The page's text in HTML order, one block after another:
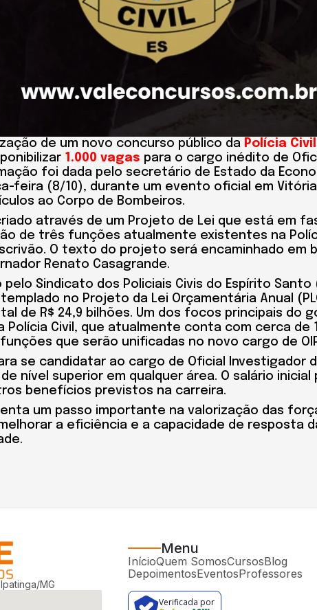
de um novo concurso público da Polícia
1.000 vagas para o cargo inédito de
foi dada pelo secretário de Estado da
feira (8/10), durante um evento oficial em
ao Corpo de Bombeiros.
através de um Projeto de Lei que está em
de três funções atualmente existentes na
O texto do projeto será encaminhado em
Renato Casagrande.
Sindicato dos Policiais Civis do Espírito Santo
no Projeto da Lei Orçamentária Anual
de R$ 24,9 bilhões. Um dos focos principais do
Civil, que atualmente conta com cerca de
que serão unificadas no novo cargo de
se candidatar ao cargo de Oficial Investigador
nível superior em qualquer área. O salário
benefícios previstos na carreira.
um passo importante na valorização das
a eficiência e a capacidade de resposta
MG
Menu
InícioQuem SomosCursosBlog
DepoimentosEventosProfessores
Verificada por